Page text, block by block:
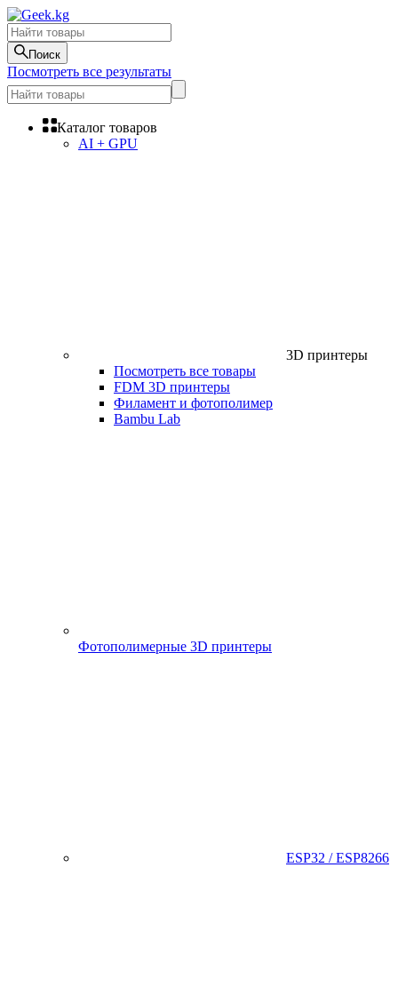
Поиск
Посмотреть все результаты
Каталог товаров
AI + GPU
3D принтеры
Посмотреть все товары
FDM 3D принтеры
Филамент и фотополимер
Bambu Lab
Фотополимерные 3D принтеры
ESP32 / ESP8266